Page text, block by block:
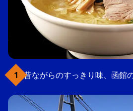
昔ながらのすっきり味、函館